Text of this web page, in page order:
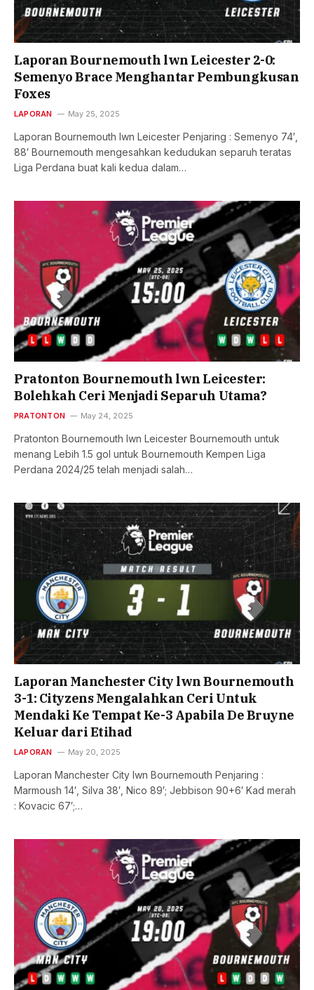
Laporan Bournemouth lwn Leicester 2-0:
Semenyo Brace Menghantar Pembungkusan
Foxes
LAPORAN May 25, 2025
Laporan Bournemouth lwn Leicester Penjaring : Semenyo 74′,
88′ Bournemouth mengesahkan kedudukan separuh teratas
Liga Perdana buat kali kedua dalam…
Pratonton Bournemouth lwn Leicester:
Bolehkah Ceri Menjadi Separuh Utama?
PRATONTON May 24, 2025
Pratonton Bournemouth lwn Leicester Bournemouth untuk
menang Lebih 1.5 gol untuk Bournemouth Kempen Liga
Perdana 2024/25 telah menjadi salah…
Laporan Manchester City lwn Bournemouth
3-1: Cityzens Mengalahkan Ceri Untuk
Mendaki Ke Tempat Ke-3 Apabila De Bruyne
Keluar dari Etihad
LAPORAN May 20, 2025
Laporan Manchester City lwn Bournemouth Penjaring :
Marmoush 14′, Silva 38′, Nico 89′; Jebbison 90+6′ Kad merah
: Kovacic 67′;…